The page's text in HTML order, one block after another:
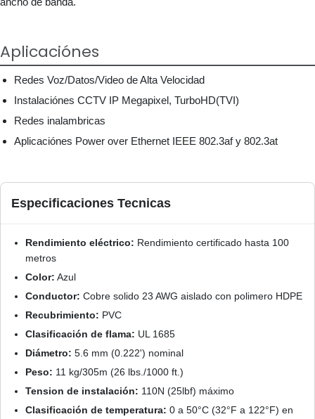
Aplicaciónes
Redes Voz/Datos/Video de Alta Velocidad
Instalaciónes CCTV IP Megapixel, TurboHD(TVI)
Redes inalambricas
Aplicaciónes Power over Ethernet IEEE 802.3af y 802.3at
Especificaciones Tecnicas
Rendimiento eléctrico: Rendimiento certificado hasta 100
metros
Color: Azul
Conductor: Cobre solido 23 AWG aislado con polimero HDPE
Recubrimiento: PVC
Clasificación de flama: UL 1685
Diámetro: 5.6 mm (0.222') nominal
Peso: 11 kg/305m (26 lbs./1000 ft.)
Tension de instalación: 110N (25lbf) máximo
Clasificación de temperatura: 0 a 50°C (32°F a 122°F) en